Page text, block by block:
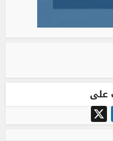
على
LinkedIn